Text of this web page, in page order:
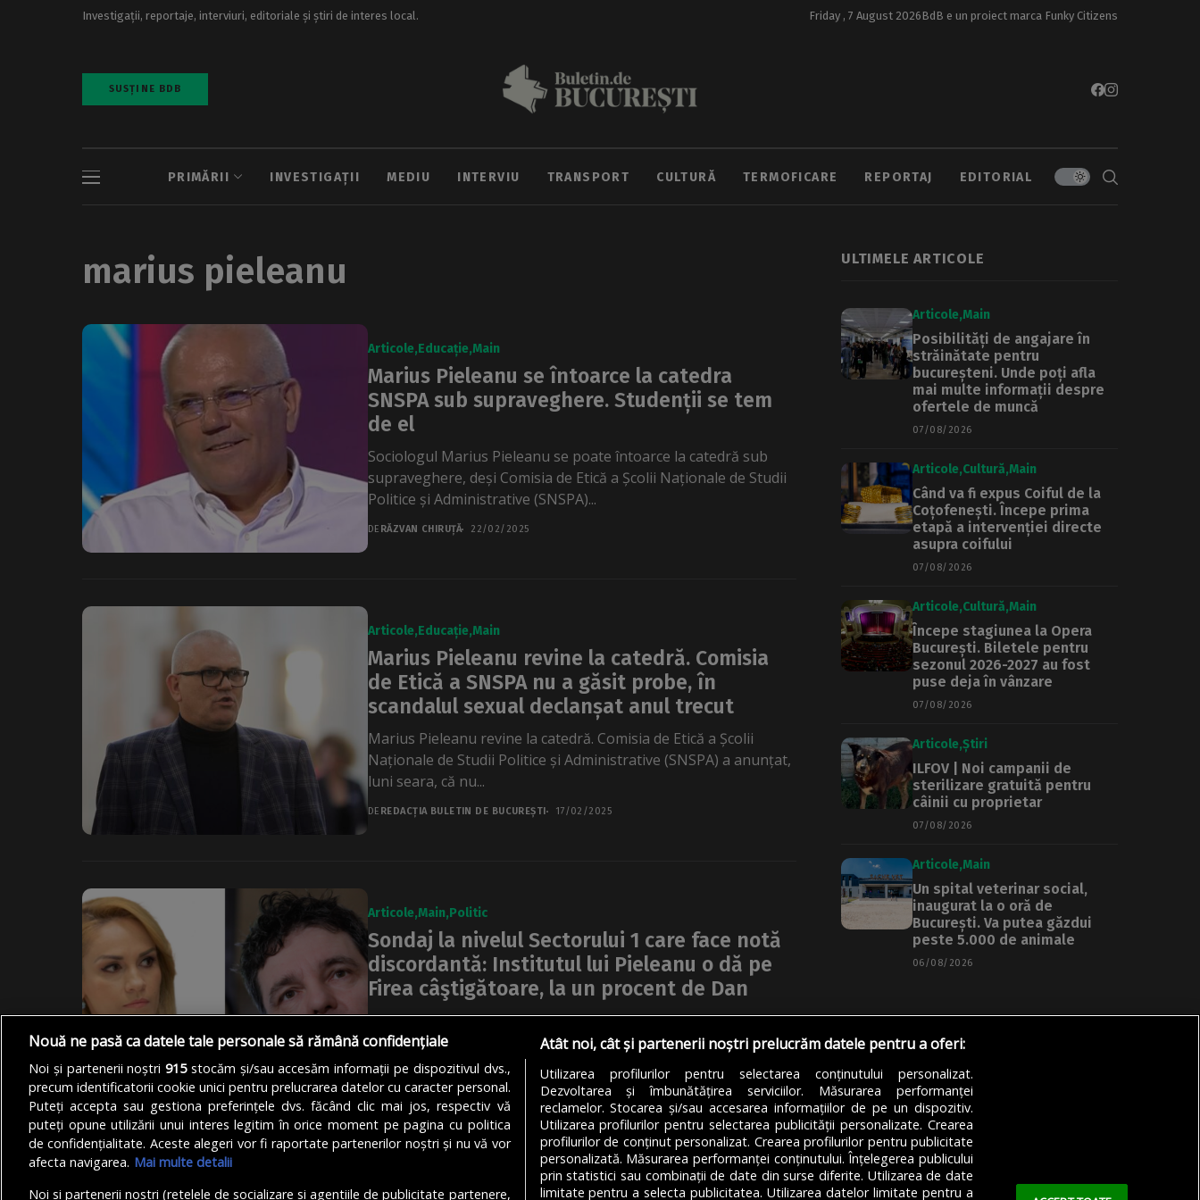
Investigații, reportaje, interviuri, editoriale și știri de interes local. Friday , 7 August 2026BdB e un proiect marca Funky Citizens
SUSȚINE BDB
PRIMĂRII INVESTIGAȚII MEDIU INTERVIU TRANSPORT CULTURĂ TERMOFICARE REPORTAJ EDITORIAL
marius pieleanu
Articole Educație Main
Marius Pieleanu se întoarce la catedra
SNSPA sub supraveghere. Studenții se tem
de el
Sociologul Marius Pieleanu se poate întoarce la catedră sub
supraveghere, deși Comisia de Etică a Școlii Naționale de Studii
Politice și Administrative (SNSPA)...
DE RĂZVAN CHIRUȚĂ 22/02/2025
Articole Educație Main
Marius Pieleanu revine la catedră. Comisia
de Etică a SNSPA nu a găsit probe, în
scandalul sexual declanșat anul trecut
Marius Pieleanu revine la catedră. Comisia de Etică a Școlii
Naționale de Studii Politice și Administrative (SNSPA) a anunțat,
luni seara, că nu...
DE REDACȚIA BULETIN DE BUCUREȘTI 17/02/2025
Articole Main Politic
Sondaj la nivelul Sectorului 1 care face notă
discordantă: Institutul lui Pieleanu o dă pe
Firea câştigătoare, la un procent de Dan
Un sondaj realizat de institutul condus de Marius Pieleanu,
Avangarde, şi citat de G4Media o dă pe Gabriela Firea
câştigătoare, cu 30 de...
DEIONUȚ LEPA 13/05/2024
ULTIMELE ARTICOLE
Articole Main
Posibilități de angajare în
străinătate pentru
bucureșteni. Unde poți afla
mai multe informații despre
ofertele de muncă
07/08/2026
Articole Cultură Main
Când va fi expus Coiful de la
Coțofenești. Începe prima
etapă a intervenției directe
asupra coifului
07/08/2026
Articole Cultură Main
Începe stagiunea la Opera
București. Biletele pentru
sezonul 2026-2027 au fost
puse deja în vânzare
07/08/2026
Articole Știri
ILFOV | Noi campanii de
sterilizare gratuită pentru
câinii cu proprietar
07/08/2026
Articole Main
Un spital veterinar social,
inaugurat la o oră de
București. Va putea găzdui
peste 5.000 de animale
06/08/2026
Nouă ne pasă ca datele tale personale să rămână confidențiale
Noi și partenerii noștri915stocăm și/sau accesăm informații pe dispozitivul dvs.,
precum identificatorii cookie unici pentru prelucrarea datelor cu caracter personal.
Puteți accepta sau gestiona preferințele dvs. făcând clic mai jos, respectiv vă
puteți opune utilizării unui interes legitim în orice moment pe pagina cu politica
de confidențialitate. Aceste alegeri vor fi raportate partenerilor noștri și nu vă vor
afecta navigarea. Mai multe detalii
Noi si partenerii nostri (retelele de socializare si agentiile de publicitate partenere,
Atât noi, cât și partenerii noștri prelucrăm datele pentru a oferi:
Utilizarea profilurilor pentru selectarea conținutului personalizat.
Dezvoltarea și îmbunătățirea serviciilor. Măsurarea performanței
reclamelor. Stocarea și/sau accesarea informațiilor de pe un dispozitiv.
Utilizarea profilurilor pentru selectarea publicității personalizate. Crearea
profilurilor de conținut personalizat. Crearea profilurilor pentru publicitate
personalizată. Măsurarea performanței conținutului. Înțelegerea publicului
prin statistici sau combinații de date din surse diferite. Utilizarea de date
limitate pentru a selecta publicitatea. Utilizarea datelor limitate pentru a